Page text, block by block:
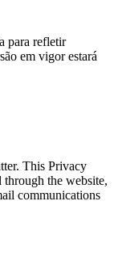
para refletir
em vigor estará
This Privacy
through the website,
communications